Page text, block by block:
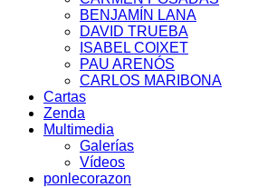
BENJAMÍN LANA
DAVID TRUEBA
ISABEL COIXET
PAU ARENÓS
CARLOS MARIBONA
Cartas
Zenda
Multimedia
Galerías
Vídeos
ponlecorazon